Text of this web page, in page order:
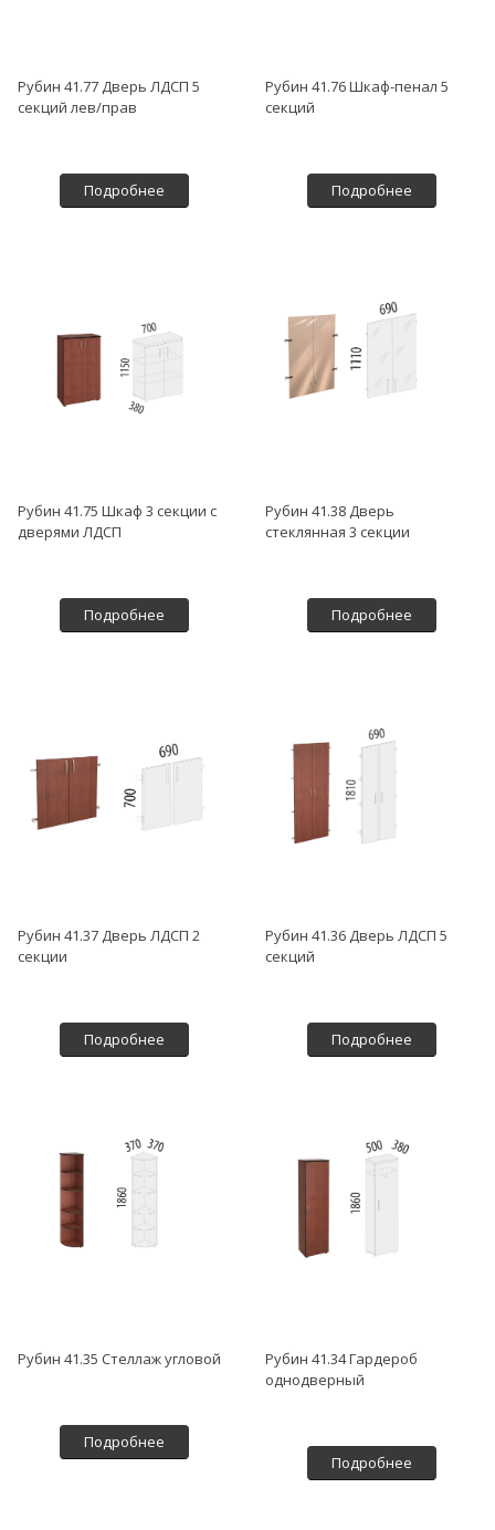
Рубин 41.77 Дверь ЛДСП 5
секций лев/прав
Подробнее
Рубин 41.76 Шкаф-пенал 5
секций
Подробнее
Рубин 41.75 Шкаф 3 секции с
дверями ЛДСП
Подробнее
Рубин 41.38 Дверь
стеклянная 3 секции
Подробнее
Рубин 41.37 Дверь ЛДСП 2
секции
Подробнее
Рубин 41.36 Дверь ЛДСП 5
секций
Подробнее
Рубин 41.35 Стеллаж угловой
Подробнее
Рубин 41.34 Гардероб
однодверный
Подробнее